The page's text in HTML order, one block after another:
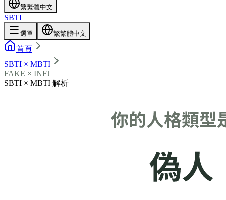
繁繁體中文
SBTI
選單 繁繁體中文
首頁
SBTI × MBTI
FAKE × INFJ
SBTI × MBTI 解析